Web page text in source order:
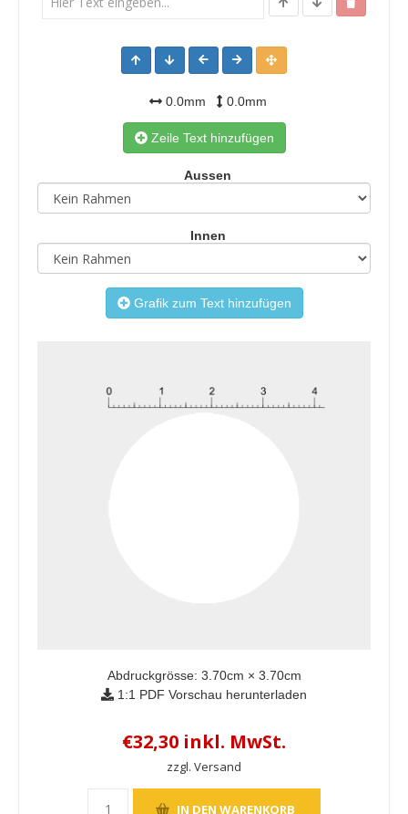
0.0mm 0.0mm
Zeile Text hinzufügen
Aussen
Innen
Grafik zum Text hinzufügen
Abdruckgrösse: 3.70cm × 3.70cm
1:1 PDF Vorschau herunterladen
€32,30 inkl. MwSt.
zzgl. Versand